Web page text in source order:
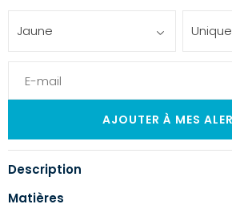
Jaune Unique
Description
Matières